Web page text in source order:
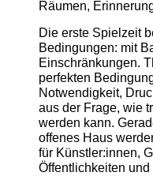
Räumen,
Die erste Spielzeit
Bedingungen: mit
Einschränkungen.
perfekten
Notwendigkeit,
aus der Frage, wie
werden kann.
offenes Haus
für Künstler:innen,
Öffentlichkeiten